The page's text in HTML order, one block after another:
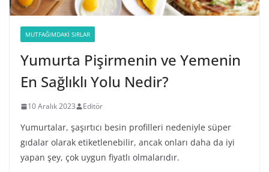
MUTFAĞIMDAKI SIRLAR
Yumurta Pişirmenin ve Yemenin
En Sağlıklı Yolu Nedir?
10 Aralık 2023 Editör
Yumurtalar, şaşırtıcı besin profilleri nedeniyle süper
gıdalar olarak etiketlenebilir, ancak onları daha da iyi
yapan şey, çok uygun fiyatlı olmalarıdır.